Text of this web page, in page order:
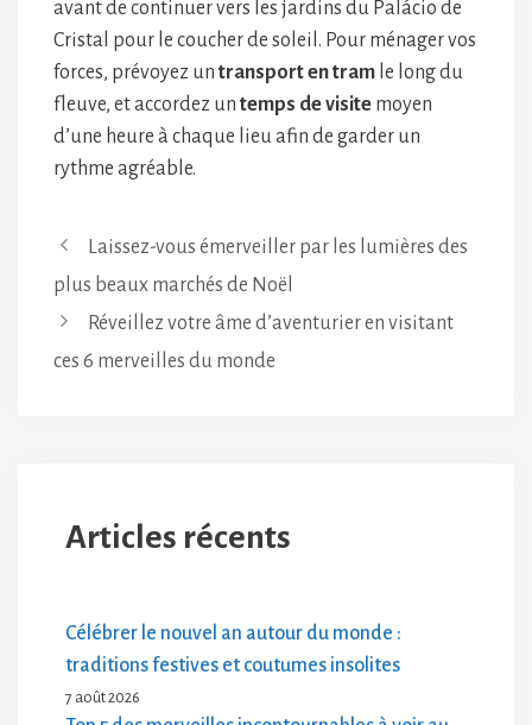
avant de continuer vers les jardins du Palácio de
Cristal pour le coucher de soleil. Pour ménager vos
forces, prévoyez un transport en tram le long du
fleuve, et accordez un temps de visite moyen
d’une heure à chaque lieu afin de garder un
rythme agréable.
Laissez-vous émerveiller par les lumières des
plus beaux marchés de Noël
Réveillez votre âme d’aventurier en visitant
ces 6 merveilles du monde
Articles récents
Célébrer le nouvel an autour du monde :
traditions festives et coutumes insolites
7 août 2026